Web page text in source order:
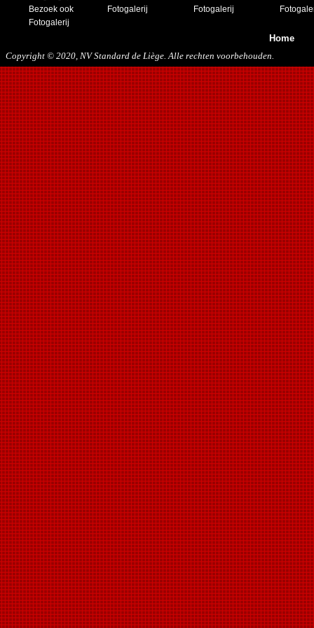
Bezoek ook
Fotogalerij
Fotogalerij
Fotogalerij
Home
Copyright © 2020, NV Standard de Liège. Alle rechten voorbehouden.